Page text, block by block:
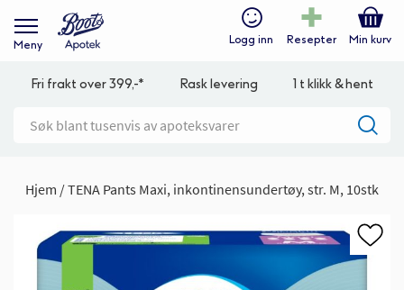
Meny Logg inn Resepter Min kurv
Fri frakt over 399,-* Rask levering 1 t klikk & hent
Hjem TENA Pants Maxi, inkontinensundertøy, str. M, 10stk